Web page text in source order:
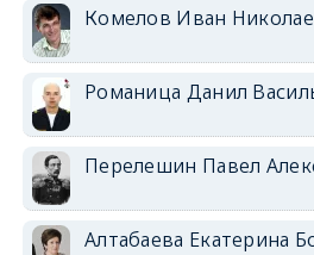
Комелов Иван
Романица Данил
Перелешин Павел
Алтабаева Екатерина